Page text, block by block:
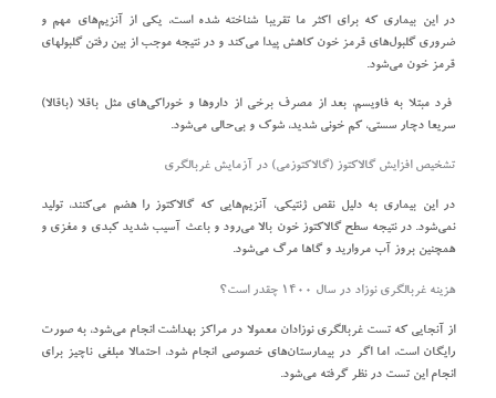
در این بیماری که برای اکثر ما تقریبا شناخته شده است، یکی از آنزیم‌های مهم و
ضروری گلبول‌های قرمز خون کاهش پیدا می‌کند و در نتیجه موجب از بین رفتن گلبولهای
قرمز خون می‌شود.
فرد مبتلا به فاویسم، بعد از مصرف برخی از داروها و خوراکی‌های مثل باقلا (باقالا)
سریعا دچار سستی، کم خونی شدید، شوک و بی‌حالی می‌شود.
تشخیص افزایش گالاکتوز (گالاکتوزمی) در آزمایش غربالگری
در این بیماری به دلیل نقص ژنتیکی، آنزیم‌هایی که گالاکتوز را هضم می‌کنند، تولید
نمی‌شود. در نتیجه سطح گالاکتوز خون بالا می‌رود و باعث آسیب شدید کبدی و مغزی و
همچنین بروز آب مروارید و گاها مرگ می‌شود.
هزینه غربالگری نوزاد در سال ۱۴۰۰ چقدر است؟
از آنجایی که تست غربالگری نوزادان معمولا در مراکز بهداشت انجام می‌شود، به صورت
رایگان است، اما اگر در بیمارستان‌های خصوصی انجام شود، احتمالا مبلغی ناچیز برای
انجام این تست در نظر گرفته می‌شود.